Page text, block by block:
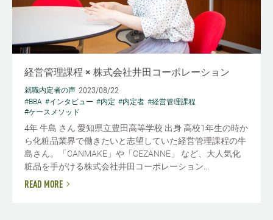
経営管理課程 × 株式会社井田コーポレーション
就職内定者の声 2023/08/22
#BBA #インタビュー #内定 #内定者 #経営管理課程
#ケースメソッド
4年 牛島 さん 愛知県立豊田高等学校 出身 高校1年生の時か
ら化粧品業界で働きたいと志望していた経営管理課程の牛
島さん。「CANMAKE」や「CEZANNE」 など、大人気化
粧品を手がける株式会社井田コーポレーション...
READ MORE